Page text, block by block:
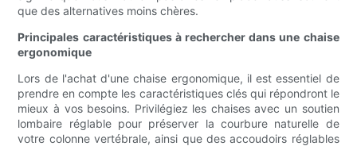
que des alternatives moins chères.
Principales caractéristiques à rechercher dans une chaise
ergonomique
Lors de l'achat d'une chaise ergonomique, il est essentiel de
prendre en compte les caractéristiques clés qui répondront le
mieux à vos besoins. Privilégiez les chaises avec un soutien
lombaire réglable pour préserver la courbure naturelle de
votre colonne vertébrale, ainsi que des accoudoirs réglables